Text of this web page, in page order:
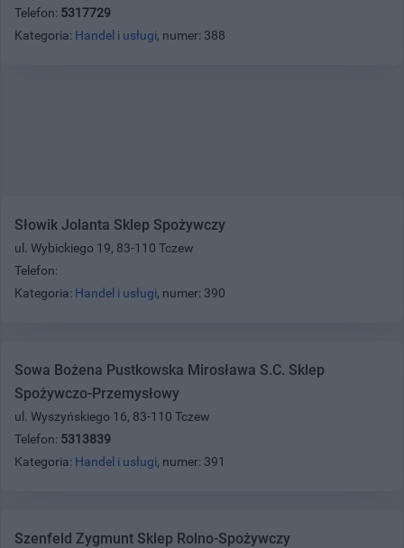
Telefon: 5317729
Kategoria: Handel i usługi, numer: 388
Słowik Jolanta Sklep Spożywczy
ul. Wybickiego 19, 83-110 Tczew
Telefon:
Kategoria: Handel i usługi, numer: 390
Sowa Bożena Pustkowska Mirosława S.C. Sklep
Spożywczo-Przemysłowy
ul. Wyszyńskiego 16, 83-110 Tczew
Telefon: 5313839
Kategoria: Handel i usługi, numer: 391
Szenfeld Zygmunt Sklep Rolno-Spożywczy